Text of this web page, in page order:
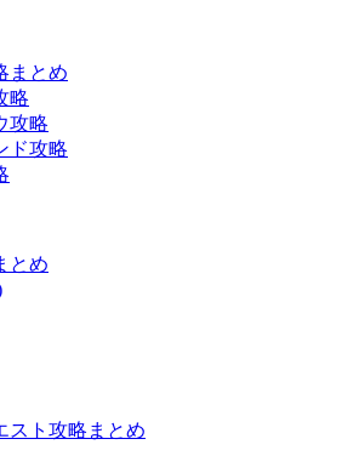
まとめ
略
攻略
ド攻略
とめ
スト攻略まとめ